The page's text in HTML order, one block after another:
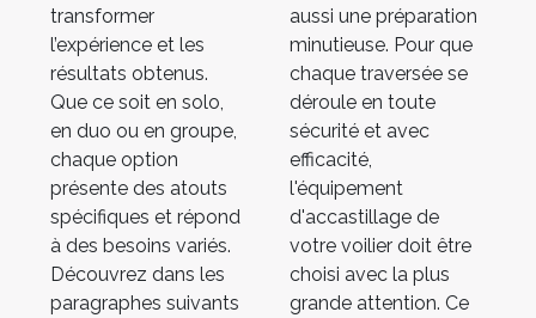
transformer
l’expérience et les
résultats obtenus.
Que ce soit en solo,
en duo ou en groupe,
chaque option
présente des atouts
spécifiques et répond
à des besoins variés.
Découvrez dans les
paragraphes suivants
aussi une préparation
minutieuse. Pour que
chaque traversée se
déroule en toute
sécurité et avec
efficacité,
l'équipement
d'accastillage de
votre voilier doit être
choisi avec la plus
grande attention. Ce